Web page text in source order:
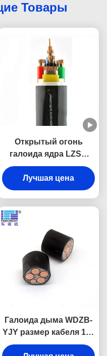
Товары
Открытый огонь
галоида ядра LZSH
WDZ-YJY N2X2Y 4 -
retardant проводник
Cu кабелей
Лучшая цена
Галоида дыма WDZB-
YJY размер кабеля 1.5-
630mm2 низкого